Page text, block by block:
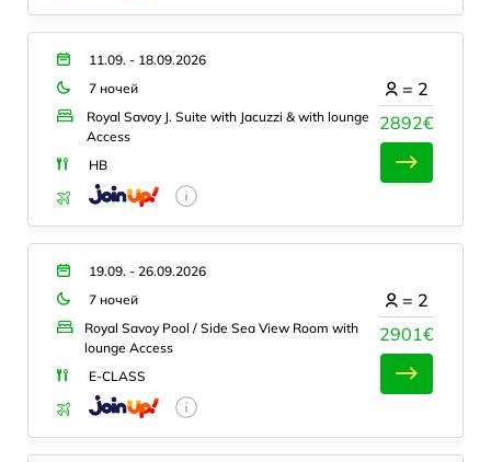
11.09. - 18.09.2026
7 ночей
Royal Savoy J. Suite with Jacuzzi & with lounge
Access
HB
2892€
= 2
19.09. - 26.09.2026
7 ночей
Royal Savoy Pool / Side Sea View Room with
lounge Access
E-CLASS
2901€
= 2